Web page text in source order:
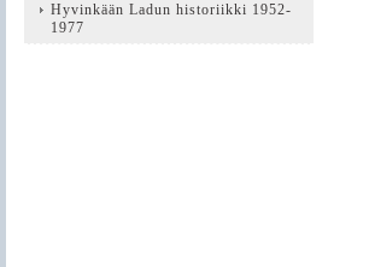
Hyvinkään Ladun historiikki 1952-
1977